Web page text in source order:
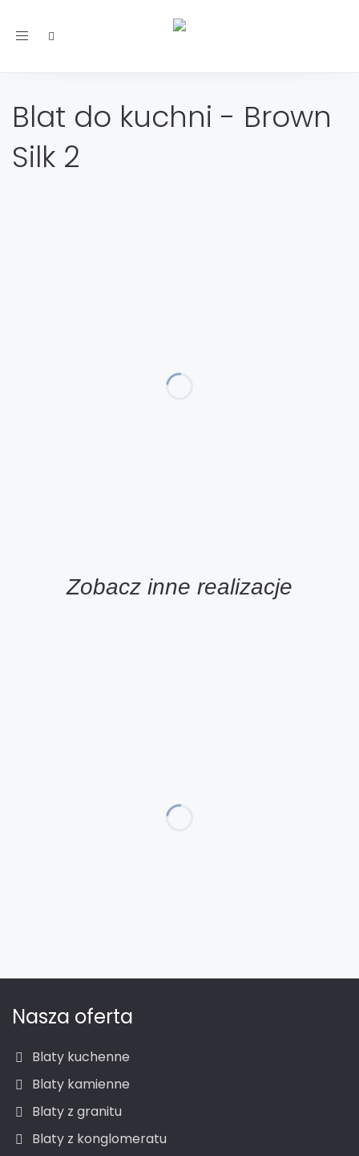
Toggle
Blat do kuchni - Brown
Silk 2
Zobacz inne realizacje
Nasza oferta
Blaty kuchenne
Blaty kamienne
Blaty z granitu
Blaty z konglomeratu